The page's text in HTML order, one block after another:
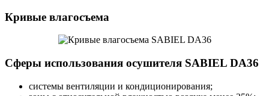
Кривые влагосъема
Сферы использования осушителя SABIEL DA36
системы вентиляции и кондиционирования;